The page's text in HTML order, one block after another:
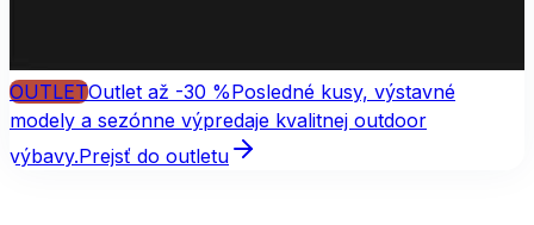
OUTLETOutlet až -30 %Posledné kusy, výstavné
modely a sezónne výpredaje kvalitnej outdoor
výbavy.Prejsť do outletu